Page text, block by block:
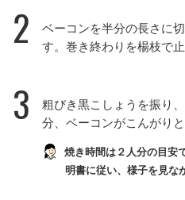
2
ベーコンを半分の長さに
す。巻き終わりを楊枝で止
3
粗びき黒こしょうを振り
分、ベーコンがこんがり
焼き時間は２人分の目安
明書に従い、様子を見な